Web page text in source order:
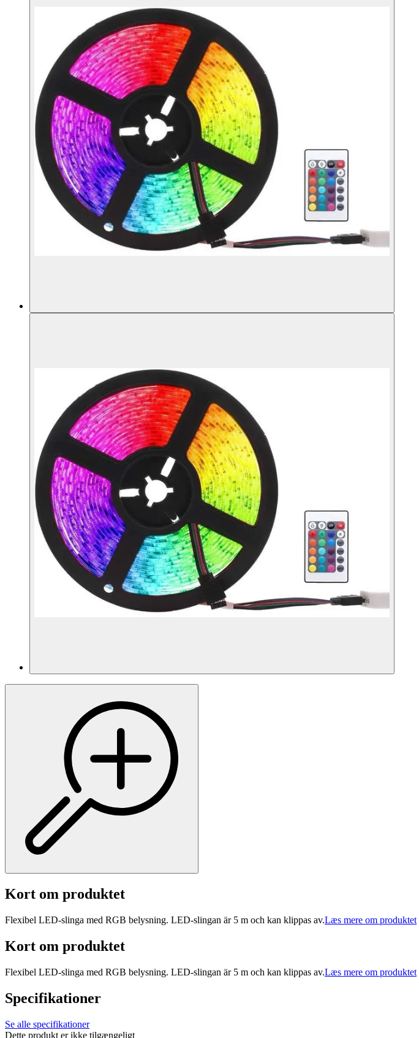
Kort om produktet
Flexibel LED-slinga med RGB belysning. LED-slingan är 5 m och kan klippas av.Læs mere om produktet
Kort om produktet
Flexibel LED-slinga med RGB belysning. LED-slingan är 5 m och kan klippas av.Læs mere om produktet
Specifikationer
Se alle specifikationer
Dette produkt er ikke tilgængeligt